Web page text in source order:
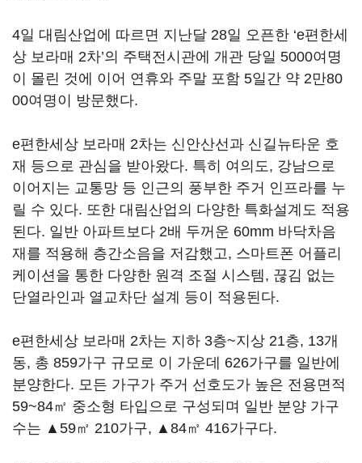
4일 대림산업에 따르면 지난달 28일 오픈한 ‘e편한세
상 보라매 2차’의 주택전시관에 개관 당일 5000여명
이 몰린 것에 이어 연휴와 주말 포함 5일간 약 2만80
00여명이 방문했다.
e편한세상 보라매 2차는 신안산선과 신길뉴타운 호
재 등으로 관심을 받아왔다. 특히 여의도, 강남으로
이어지는 교통망 등 인근의 풍부한 주거 인프라를 누
릴 수 있다. 또한 대림산업의 다양한 특화설계도 적용
된다. 일반 아파트보다 2배 두꺼운 60mm 바닥차음
재를 적용해 층간소음을 저감했고, 스마트폰 어플리
케이션을 통한 다양한 원격 조절 시스템, 끊김 없는
단열라인과 열교차단 설계 등이 적용된다.
e편한세상 보라매 2차는 지하 3층~지상 21층, 13개
동, 총 859가구 규모로 이 가운데 626가구를 일반에
분양한다. 모든 가구가 주거 선호도가 높은 전용면적
59~84㎡ 중소형 타입으로 구성되며 일반 분양 가구
수는 ▲59㎡ 210가구, ▲84㎡ 416가구다.